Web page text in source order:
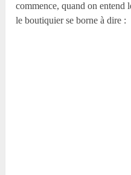
commence, quand on entend
le boutiquier se borne à dire :